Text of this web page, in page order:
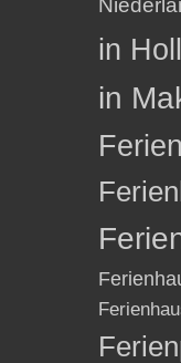
in
in